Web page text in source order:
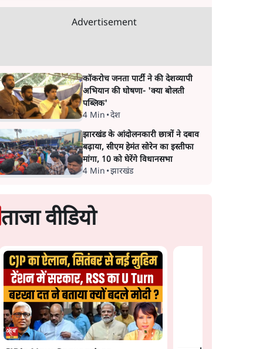
Advertisement
कॉकरोच जनता पार्टी ने की देशव्यापी
अभियान की घोषणा- 'क्या बोलती
पब्लिक'
4 Min •देश
झारखंड के आंदोलनकारी छात्रों ने दबाव
बढ़ाया, सीएम हेमंत सोरेन का इस्तीफा
मांगा, 10 को घेरेंगे विधानसभा
4 Min •झारखंड
ताजा वीडियो